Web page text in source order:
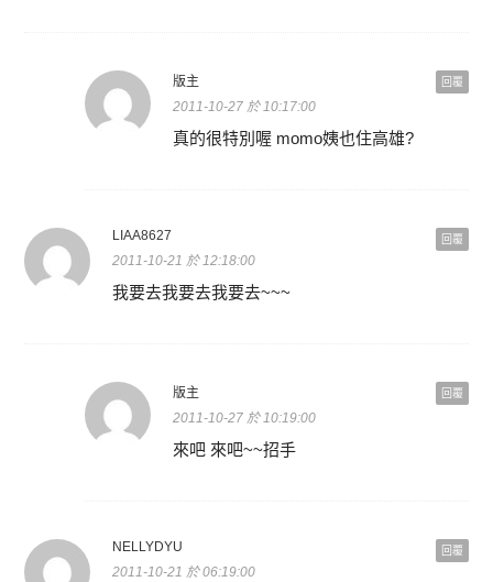
回覆
版主
2011-10-27 於 10:17:00
真的很特別喔 momo姨也住高雄?
回覆
LIAA8627
2011-10-21 於 12:18:00
我要去我要去我要去~~~
回覆
版主
2011-10-27 於 10:19:00
來吧 來吧~~招手
回覆
NELLYDYU
2011-10-21 於 06:19:00